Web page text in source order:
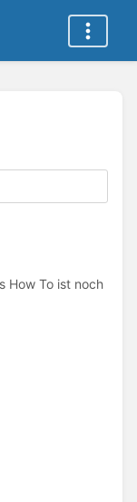
How To ist noch